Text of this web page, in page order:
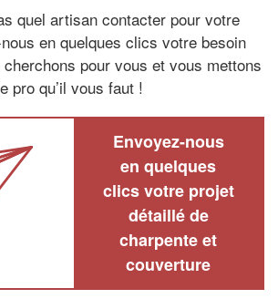
quel artisan contacter pour votre
en quelques clics votre besoin
pour vous et vous mettons
pro qu’il vous faut !
Envoyez-nous
en quelques
clics votre projet
détaillé de
charpente et
couverture